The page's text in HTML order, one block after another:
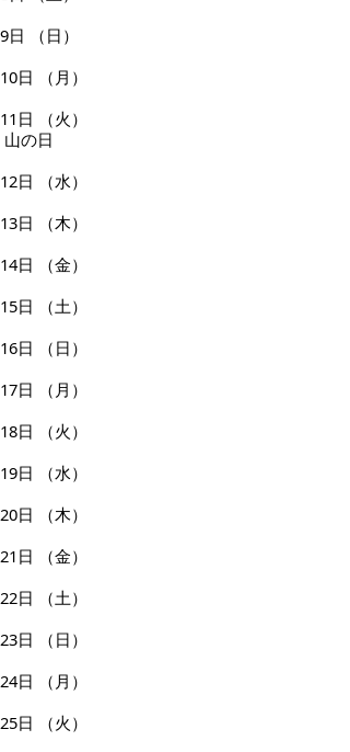
9日
（日）
10日
（月）
11日
（火）
山の日
12日
（水）
13日
（木）
14日
（金）
15日
（土）
16日
（日）
17日
（月）
18日
（火）
19日
（水）
20日
（木）
21日
（金）
22日
（土）
23日
（日）
24日
（月）
25日
（火）